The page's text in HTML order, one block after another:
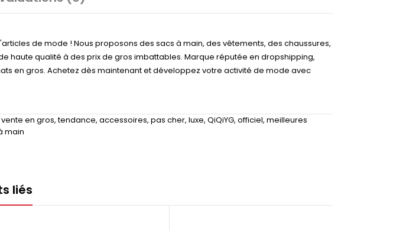
de mode ! Nous proposons des sacs à main, des vêtements, des chaussures,
haute qualité à des prix de gros imbattables. Marque réputée en dropshipping,
en gros. Achetez dès maintenant et développez votre activité de mode avec
vente en gros,tendance, accessoires, pas cher, luxe, QiQiYG, officiel, meilleures
main
liés